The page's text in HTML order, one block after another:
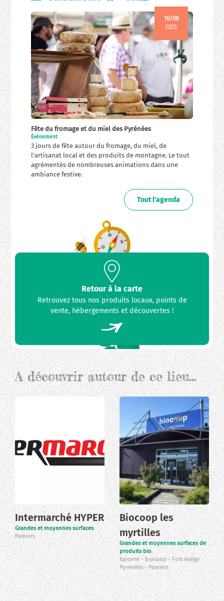
10/08
2025
Fête du fromage et du miel des Pyrénées
Évènement
3 jours de fête autour du fromage, du miel, de
l'artisanat local et des produits de montagne. Le tout
agrémentés de nombreuses animations dans une
ambiance festive.
Tout l'agenda
Retour à la carte
Retrouvez tous nos produits locaux, points de
vente, hébergements et découvertes !
A découvrir autour de ce lieu…
Intermarché HYPER
Grandes et moyennes surfaces
Pamiers
Biocoop les
myrtilles
Grandes et moyennes surfaces de
produits bio
épicerie
biocoop
Foix Ariège
Pyrénées
Pamiers